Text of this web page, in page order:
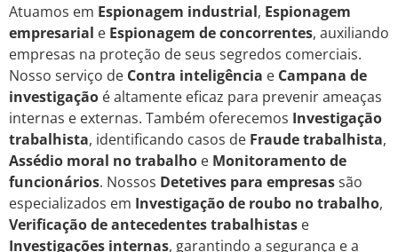
Atuamos em Espionagem industrial, Espionagem
empresarial e Espionagem de concorrentes, auxiliando
empresas na proteção de seus segredos comerciais.
Nosso serviço de Contra inteligência e Campana de
investigação é altamente eficaz para prevenir ameaças
internas e externas. Também oferecemos Investigação
trabalhista, identificando casos de Fraude trabalhista,
Assédio moral no trabalho e Monitoramento de
funcionários. Nossos Detetives para empresassão
especializados em Investigação de roubo no trabalho,
Verificação de antecedentes trabalhistas e
Investigações internas, garantindo a segurança e a